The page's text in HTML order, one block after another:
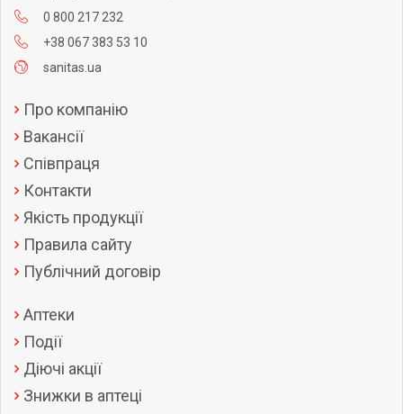
0 800 217 232
+38 067 383 53 10
sanitas.ua
Про компанію
Вакансії
Співпраця
Контакти
Якість продукції
Правила сайту
Публічний договір
Аптеки
Події
Діючі акції
Знижки в аптеці